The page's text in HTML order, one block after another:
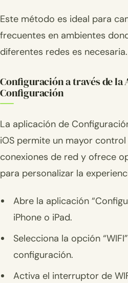
Este método es ideal para
frecuentes en ambientes
diferentes redes es necesaria.
Configuración a través de la
Configuración
La aplicación de
iOS permite un mayor
conexiones de red y ofrece
para personalizar la
Abre la aplicación
iPhone o iPad.
Selecciona la opción
configuración.
Activa el interruptor de